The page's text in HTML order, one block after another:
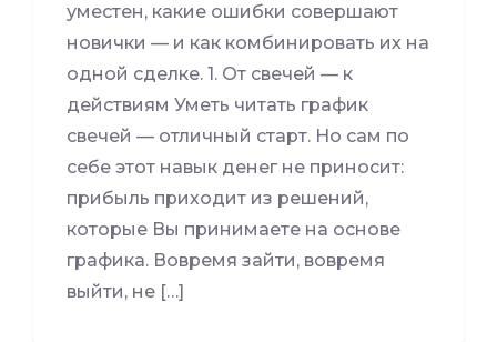
уместен, какие ошибки совершают
новички — и как комбинировать их на
одной сделке. 1. От свечей — к
действиям Уметь читать график
свечей — отличный старт. Но сам по
себе этот навык денег не приносит:
прибыль приходит из решений,
которые Вы принимаете на основе
графика. Вовремя зайти, вовремя
выйти, не […]